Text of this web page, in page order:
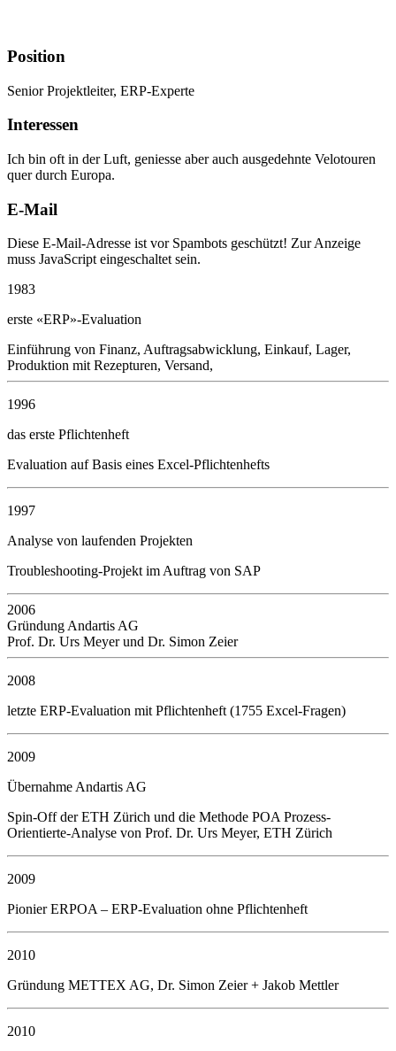
Position
Senior Projektleiter, ERP-Experte
Interessen
Ich bin oft in der Luft, geniesse aber auch ausgedehnte Velotouren
quer durch Europa.
E-Mail
Diese E-Mail-Adresse ist vor Spambots geschützt! Zur Anzeige
muss JavaScript eingeschaltet sein.
1983
erste «ERP»-Evaluation
Einführung von Finanz, Auftragsabwicklung, Einkauf, Lager,
Produktion mit Rezepturen, Versand,
1996
das erste Pflichtenheft
Evaluation auf Basis eines Excel-Pflichtenhefts
1997
Analyse von laufenden Projekten
Troubleshooting-Projekt im Auftrag von SAP
2006
Gründung Andartis AG
Prof. Dr. Urs Meyer und Dr. Simon Zeier
2008
letzte ERP-Evaluation mit Pflichtenheft (1755 Excel-Fragen)
2009
Übernahme Andartis AG
Spin-Off der ETH Zürich und die Methode POA Prozess-
Orientierte-Analyse von Prof. Dr. Urs Meyer, ETH Zürich
2009
Pionier ERPOA – ERP-Evaluation ohne Pflichtenheft
2010
Gründung METTEX AG, Dr. Simon Zeier + Jakob Mettler
2010